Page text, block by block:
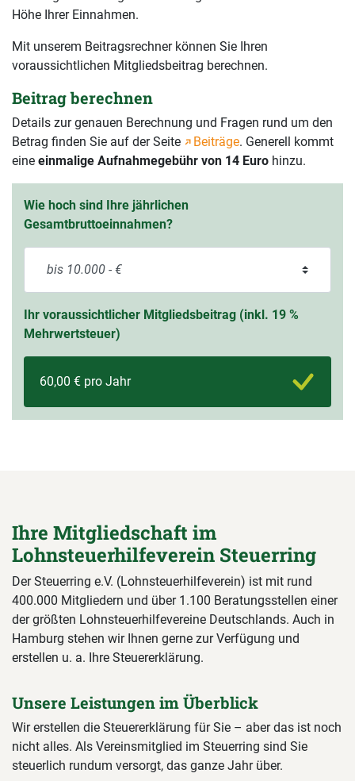
Höhe Ihrer Einnahmen.
Mit unserem Beitragsrechner können Sie Ihren
voraussichtlichen Mitgliedsbeitrag berechnen.
Beitrag berechnen
Details zur genauen Berechnung und Fragen rund um den
Betrag finden Sie auf der Seite
Beiträge. Generell kommt
eine einmalige Aufnahmegebühr von 14 Euro hinzu.
Wie hoch sind Ihre jährlichen
Gesamtbruttoeinnahmen?
Ihr voraussichtlicher Mitgliedsbeitrag (inkl. 19 %
Mehrwertsteuer)
60,00 € pro Jahr
Ihre Mitgliedschaft im
Lohnsteuerhilfeverein Steuerring
Der Steuerring e.V. (Lohnsteuerhilfeverein) ist mit rund
400.000 Mitgliedern und über 1.100 Beratungsstellen einer
der größten Lohnsteuerhilfevereine Deutschlands. Auch in
Hamburg stehen wir Ihnen gerne zur Verfügung und
erstellen u. a. Ihre Steuererklärung.
Unsere Leistungen im Überblick
Wir erstellen die Steuererklärung für Sie – aber das ist noch
nicht alles. Als Vereinsmitglied im Steuerring sind Sie
steuerlich rundum versorgt, das ganze Jahr über.